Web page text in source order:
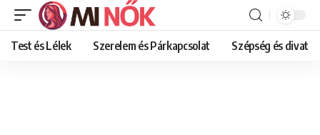
Test és Lélek Szerelem és Párkapcsolat Szépség és divat